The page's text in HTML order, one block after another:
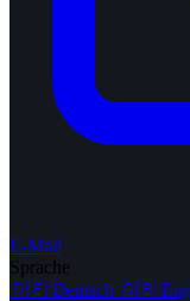
E-Mail
Sprache
🇩🇪 Deutsch 🇬🇧